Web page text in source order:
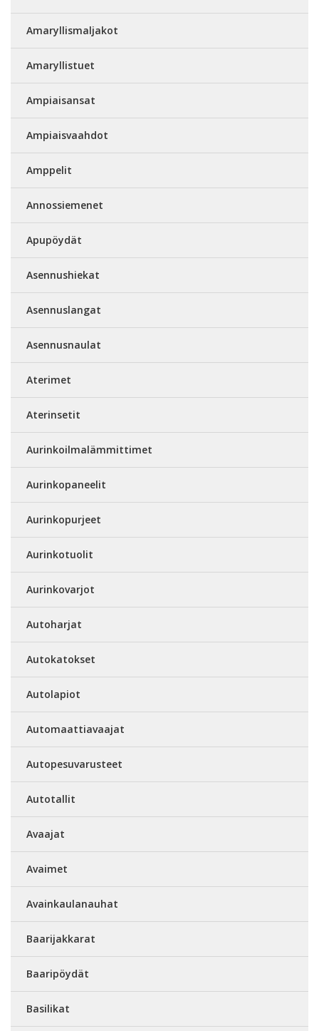
Amaryllismaljakot
Amaryllistuet
Ampiaisansat
Ampiaisvaahdot
Amppelit
Annossiemenet
Apupöydät
Asennushiekat
Asennuslangat
Asennusnaulat
Aterimet
Aterinsetit
Aurinkoilmalämmittimet
Aurinkopaneelit
Aurinkopurjeet
Aurinkotuolit
Aurinkovarjot
Autoharjat
Autokatokset
Autolapiot
Automaattiavaajat
Autopesuvarusteet
Autotallit
Avaajat
Avaimet
Avainkaulanauhat
Baarijakkarat
Baaripöydät
Basilikat